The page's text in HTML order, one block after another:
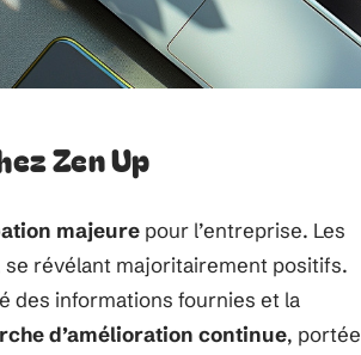
Zen Up
majeure pour l’entreprise. Les
révélant majoritairement positifs.
des informations fournies et la
d’amélioration continue, portée